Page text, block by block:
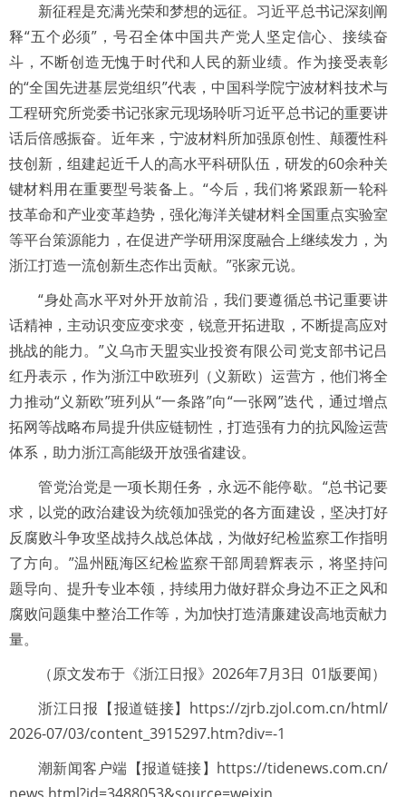
新征程是充满光荣和梦想的远征。习近平总书记深刻阐
释“五个必须”，号召全体中国共产党人坚定信心、接续奋
斗，不断创造无愧于时代和人民的新业绩。作为接受表彰
的“全国先进基层党组织”代表，中国科学院宁波材料技术与
工程研究所党委书记张家元现场聆听习近平总书记的重要讲
话后倍感振奋。近年来，宁波材料所加强原创性、颠覆性科
技创新，组建起近千人的高水平科研队伍，研发的60余种关
键材料用在重要型号装备上。“今后，我们将紧跟新一轮科
技革命和产业变革趋势，强化海洋关键材料全国重点实验室
等平台策源能力，在促进产学研用深度融合上继续发力，为
浙江打造一流创新生态作出贡献。”张家元说。
“身处高水平对外开放前沿，我们要遵循总书记重要讲
话精神，主动识变应变求变，锐意开拓进取，不断提高应对
挑战的能力。”义乌市天盟实业投资有限公司党支部书记吕
红丹表示，作为浙江中欧班列（义新欧）运营方，他们将全
力推动“义新欧”班列从“一条路”向“一张网”迭代，通过增点
拓网等战略布局提升供应链韧性，打造强有力的抗风险运营
体系，助力浙江高能级开放强省建设。
管党治党是一项长期任务，永远不能停歇。“总书记要
求，以党的政治建设为统领加强党的各方面建设，坚决打好
反腐败斗争攻坚战持久战总体战，为做好纪检监察工作指明
了方向。”温州瓯海区纪检监察干部周碧辉表示，将坚持问
题导向、提升专业本领，持续用力做好群众身边不正之风和
腐败问题集中整治工作等，为加快打造清廉建设高地贡献力
量。
（原文发布于《浙江日报》2026年7月3日 01版要闻）
浙江日报【报道链接】https://zjrb.zjol.com.cn/html/
2026-07/03/content_3915297.htm?div=-1
潮新闻客户端【报道链接】https://tidenews.com.cn/